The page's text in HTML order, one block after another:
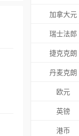
加拿大元
瑞士法郎
捷克克朗
丹麦克朗
欧元
英镑
港币